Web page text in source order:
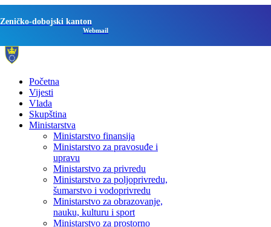
Zeničko-dobojski kanton
Webmail
Početna
Vijesti
Vlada
Skupština
Ministarstva
Ministarstvo finansija
Ministarstvo za pravosuđe i
upravu
Ministarstvo za privredu
Ministarstvo za poljoprivredu,
šumarstvo i vodoprivredu
Ministarstvo za obrazovanje,
nauku, kulturu i sport
Ministarstvo za prostorno